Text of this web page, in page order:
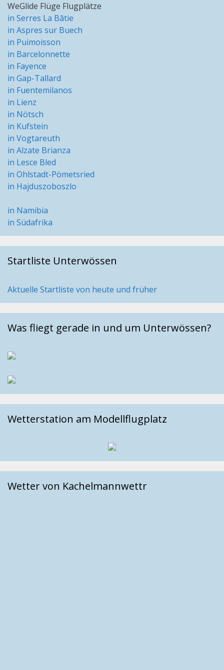
WeGlide Flüge Flugplätze
in Serres La Bâtie
in Aspres sur Buech
in Puimoisson
in Barcelonnette
in Fayence
in Gap-Tallard
in Fuentemilanos
in Lienz
in Nötsch
in Kufstein
in Vogtareuth
in Alzate Brianza
in Lesce Bled
in Ohlstadt-Pömetsried
in Hajduszoboszlo
in Namibia
in Südafrika
Startliste Unterwössen
Aktuelle Startliste von heute und früher
Was fliegt gerade in und um Unterwössen?
Wetterstation am Modellflugplatz
Wetter von Kachelmannwettr